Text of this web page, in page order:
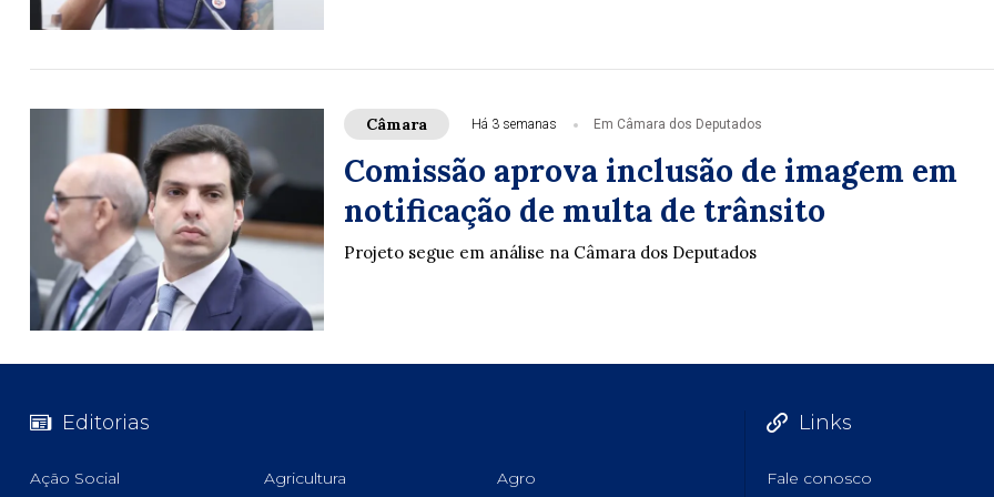
Câmara Há 3 semanas Em Câmara dos Deputados
Comissão aprova inclusão de imagem em
notificação de multa de trânsito
Projeto segue em análise na Câmara dos Deputados
Editorias
Ação Social Agricultura Agro
Links
Fale conosco